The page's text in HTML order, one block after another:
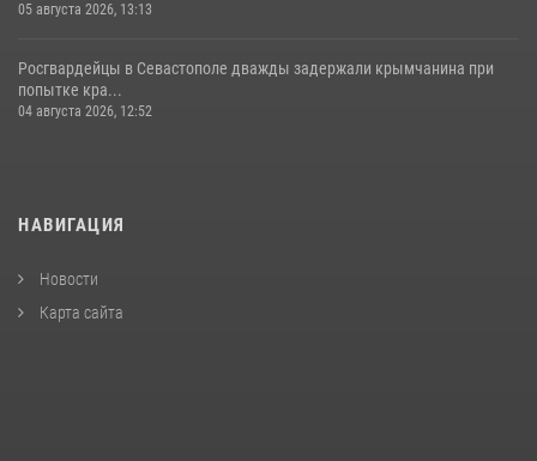
05 августа 2026, 13:13
Росгвардейцы в Севастополе дважды задержали крымчанина при
попытке кра...
04 августа 2026, 12:52
НАВИГАЦИЯ
Новости
Карта сайта